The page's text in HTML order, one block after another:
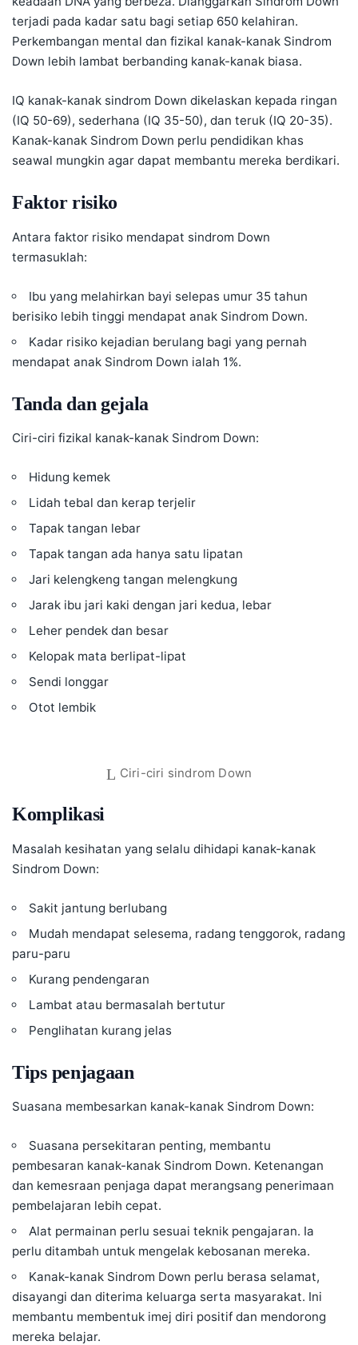
terjadi pada kadar satu bagi setiap 650 kelahiran.
Perkembangan mental dan fizikal kanak-kanak Sindrom
Down lebih lambat berbanding kanak-kanak biasa.
IQ kanak-kanak sindrom Down dikelaskan kepada ringan
(IQ 50-69), sederhana (IQ 35-50), dan teruk (IQ 20-35).
Kanak-kanak Sindrom Down perlu pendidikan khas
seawal mungkin agar dapat membantu mereka berdikari.
Faktor risiko
Antara faktor risiko mendapat sindrom Down
termasuklah:
Ibu yang melahirkan bayi selepas umur 35 tahun
berisiko lebih tinggi mendapat anak Sindrom Down.
Kadar risiko kejadian berulang bagi yang pernah
mendapat anak Sindrom Down ialah 1%.
Tanda dan gejala
Ciri-ciri fizikal kanak-kanak Sindrom Down:
Hidung kemek
Lidah tebal dan kerap terjelir
Tapak tangan lebar
Tapak tangan ada hanya satu lipatan
Jari kelengkeng tangan melengkung
Jarak ibu jari kaki dengan jari kedua, lebar
Leher pendek dan besar
Kelopak mata berlipat-lipat
Sendi longgar
Otot lembik
Ciri-ciri sindrom Down
Komplikasi
Masalah kesihatan yang selalu dihidapi kanak-kanak
Sindrom Down:
Sakit jantung berlubang
Mudah mendapat selesema, radang tenggorok, radang
paru-paru
Kurang pendengaran
Lambat atau bermasalah bertutur
Penglihatan kurang jelas
Tips penjagaan
Suasana membesarkan kanak-kanak Sindrom Down:
Suasana persekitaran penting, membantu
pembesaran kanak-kanak Sindrom Down. Ketenangan
dan kemesraan penjaga dapat merangsang penerimaan
pembelajaran lebih cepat.
Alat permainan perlu sesuai teknik pengajaran. Ia
perlu ditambah untuk mengelak kebosanan mereka.
Kanak-kanak Sindrom Down perlu berasa selamat,
disayangi dan diterima keluarga serta masyarakat. Ini
membantu membentuk imej diri positif dan mendorong
mereka belajar.